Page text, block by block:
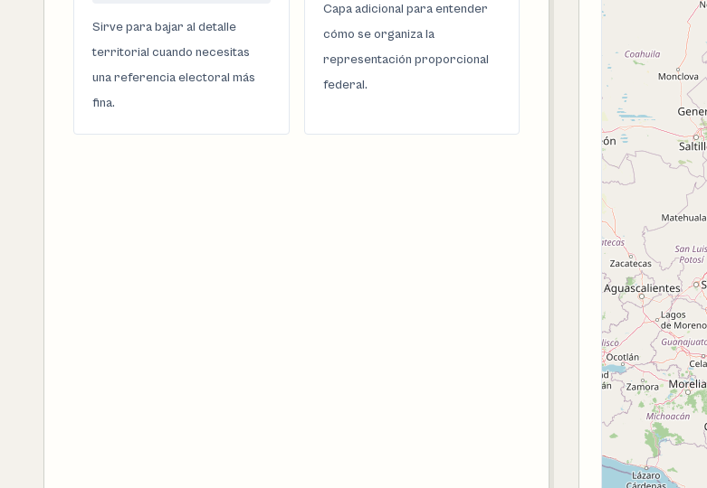
Sirve para bajar al detalle
territorial cuando necesitas
una referencia electoral más
fina.
Capa adicional para entender
cómo se organiza la
representación proporcional
federal.